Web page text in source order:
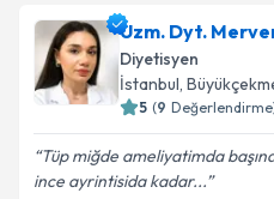
Uzm. Dyt.
Diyetisyen
İstanbul,
5 (9
Tüp miğde ameliyatimda
ince ayrintisida kadar...